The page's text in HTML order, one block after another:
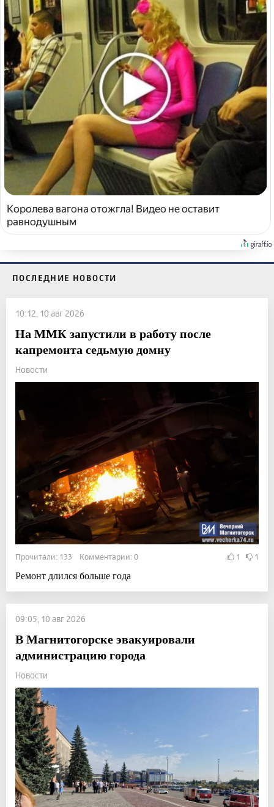
Королева вагона отожгла! Видео не оставит
равнодушным
ПОСЛЕДНИЕ НОВОСТИ
10:12, 10 авг 2026
На ММК запустили в работу после
капремонта седьмую домну
Новости
Прочитали: 133 Комментарии: 0 1 1
Ремонт длился больше года
09:05, 10 авг 2026
В Магнитогорске эвакуировали
администрацию города
Новости